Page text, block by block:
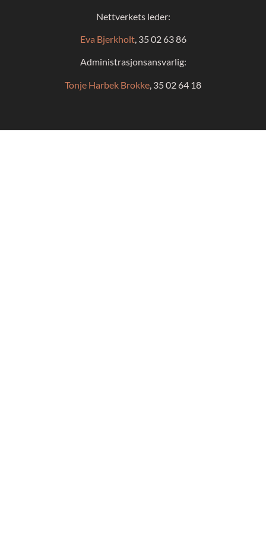
Nettverkets leder:
Eva Bjerkholt, 35 02 63 86
Administrasjonsansvarlig:
Tonje Harbek Brokke , 35 02 64 18